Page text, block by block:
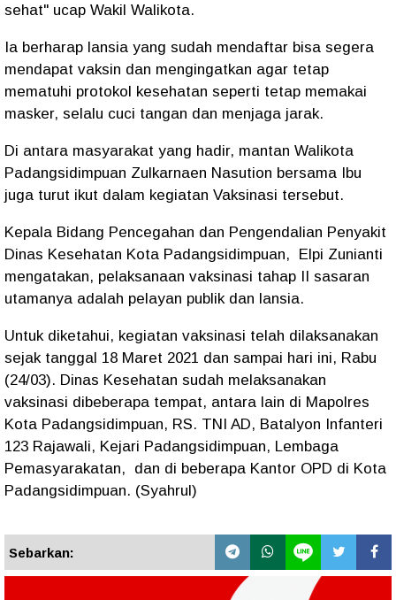
sehat" ucap Wakil Walikota.
Ia berharap lansia yang sudah mendaftar bisa segera
mendapat vaksin dan mengingatkan agar tetap
mematuhi protokol kesehatan seperti tetap memakai
masker, selalu cuci tangan dan menjaga jarak.
Di antara masyarakat yang hadir, mantan Walikota
Padangsidimpuan Zulkarnaen Nasution bersama Ibu
juga turut ikut dalam kegiatan Vaksinasi tersebut.
Kepala Bidang Pencegahan dan Pengendalian Penyakit
Dinas Kesehatan Kota Padangsidimpuan, Elpi Zunianti
mengatakan, pelaksanaan vaksinasi tahap II sasaran
utamanya adalah pelayan publik dan lansia.
Untuk diketahui, kegiatan vaksinasi telah dilaksanakan
sejak tanggal 18 Maret 2021 dan sampai hari ini, Rabu
(24/03). Dinas Kesehatan sudah melaksanakan
vaksinasi dibeberapa tempat, antara lain di Mapolres
Kota Padangsidimpuan, RS. TNI AD, Batalyon Infanteri
123 Rajawali, Kejari Padangsidimpuan, Lembaga
Pemasyarakatan, dan di beberapa Kantor OPD di Kota
Padangsidimpuan. (Syahrul)
Sebarkan: